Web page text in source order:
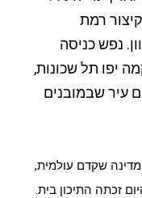
רמת
נפש כניסה
יפו תל שכונות,
עיר שבמובנים
שקדם עולמית,
זכתה התיכון בית.